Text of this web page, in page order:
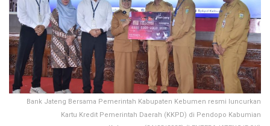
Bank Jateng Bersama Pemerintah Kabupaten Kebumen resmi luncurkan
Kartu Kredit Pemerintah Daerah (KKPD) di Pendopo Kabumian